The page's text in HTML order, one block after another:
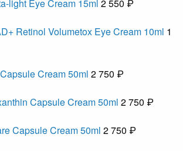
light Eye Cream 15ml 2 550 ₽
Retinol Volumetox Eye Cream 10ml 1
Cream 50ml 2 750 ₽
Capsule Cream 50ml 2 750 ₽
Capsule Cream 50ml 2 750 ₽